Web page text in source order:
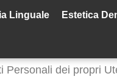
Linguale Estetica
Personali dei propri